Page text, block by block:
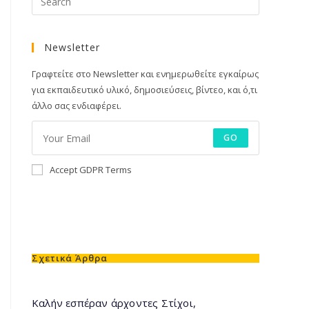
Newsletter
Γραφτείτε στο Newsletter και ενημερωθείτε εγκαίρως
για εκπαιδευτικό υλικό, δημοσιεύσεις, βίντεο, και ό,τι
άλλο σας ενδιαφέρει.
GO
Accept GDPR Terms
Σχετικά Άρθρα
Καλήν εσπέραν άρχοντες Στίχοι,